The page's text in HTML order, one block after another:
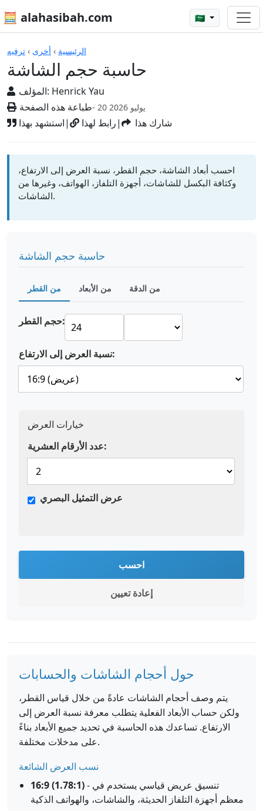
🧮 alahasibah.com 🇸🇦
الرئيسية › أخرى › ترفيه
حاسبة حجم الشاشة
المؤلف: Henrick Yau
طباعة هذه الصفحة
- 20 يوليو 2026
استشهد بهذا| رابط لهذا| شارك هذا
الآلات الحاسبة
احسب أبعاد الشاشة، حجم القطر، نسبة العرض إلى الارتفاع،
وكثافة البكسل للشاشات، أجهزة التلفاز، الهواتف، وغيرها من
الشاشات.
حاسبة حجم الشاشة
من القطر من الأبعاد من الدقة
حجم القطر:
نسبة العرض إلى الارتفاع:
خيارات العرض
عدد الأرقام العشرية:
عرض التمثيل البصري
احسب
إعادة تعيين
حول أحجام الشاشات والحسابات
يتم وصف أحجام الشاشات عادةً من خلال قياس القطر،
ولكن حساب الأبعاد الفعلية يتطلب معرفة نسبة العرض إلى
الارتفاع. تساعدك هذه الحاسبة في تحديد جميع الأبعاد بناءً
على مدخلات مختلفة.
نسب العرض الشائعة
16:9 (1.78:1)- تنسيق عريض قياسي يستخدم في
معظم أجهزة التلفاز الحديثة، والشاشات، والهواتف الذكية